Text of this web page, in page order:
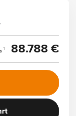
1 88.788 €